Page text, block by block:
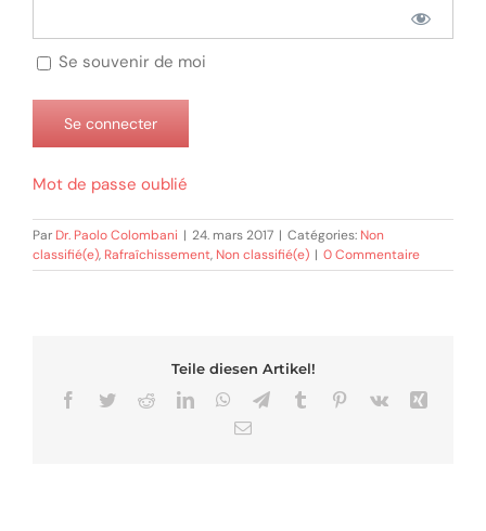
Se souvenir de moi
Mot de passe oublié
Par Dr. Paolo Colombani | 24. mars 2017 | Catégories: Non
classifié(e), Rafraîchissement, Non classifié(e) | 0 Commentaire
Teile diesen Artikel!
Facebook
TwitterRedditLinkedInWhatsApp
TelegramTumblr Pinterest
Vk
Email